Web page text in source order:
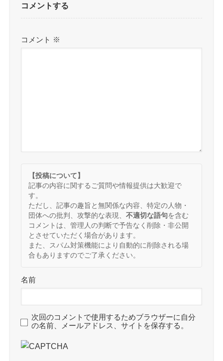
コメントする
コメント ※
【投稿について】
記事の内容に関するご質問や情報提供は大歓迎で
す。
ただし、記事の趣旨と無関係な内容、特定の人物・
団体への批判、攻撃的な表現、 不適切な語句を含む
コメントは、管理人の判断で予告なく削除・非公開
とさせていただく場合があります。
また、スパム対策機能により自動的に削除される場
合もありますのでご了承ください。
名前
次回のコメントで使用するためブラウザーに自分
の名前、メールアドレス、サイトを保存する。